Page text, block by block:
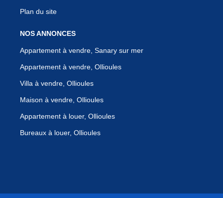
Plan du site
NOS ANNONCES
Appartement à vendre, Sanary sur mer
Appartement à vendre, Ollioules
Villa à vendre, Ollioules
Maison à vendre, Ollioules
Appartement à louer, Ollioules
Bureaux à louer, Ollioules